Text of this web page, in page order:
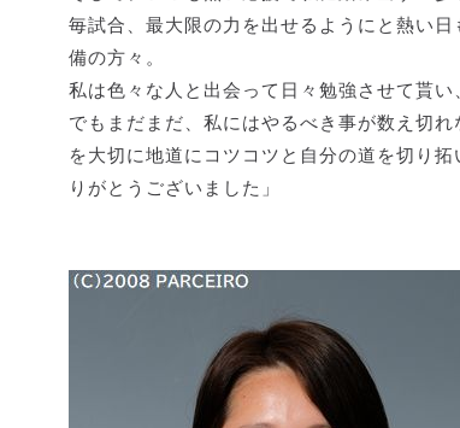
毎試合、最大限の力を出せるようにと熱い
備の方々。
私は色々な人と出会って日々勉強させて貰
でもまだまだ、私にはやるべき事が数え切
を大切に地道にコツコツと自分の道を切り
りがとうございました」